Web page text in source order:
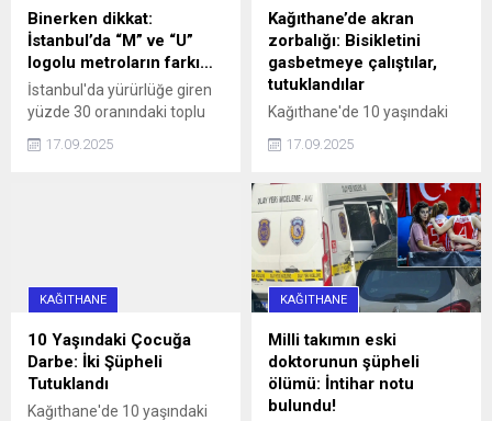
ulaşmaya ...
Binerken dikkat:
İstanbul’da “M” ve “U”
logolu metroların farkı…
İstanbul'da yürürlüğe giren
yüzde 30 oranındaki toplu
metrolar ve Marmaray'da
17.09.2025
Kağıthane’de akran
zorbalığı: Bisikletini
gasbetmeye çalıştılar,
tutuklandılar
Kağıthane'de 10 yaşındaki
gasbetmeye çalışan 16 ve
darbettikleri gerekçesiyle
tutuklandı.
17.09.2025
KAĞITHANE
10 Yaşındaki Çocuğa
Darbe: İki Şüpheli
Tutuklandı
Kağıthane'de 10 yaşındaki
KAĞITHANE
Milli takımın eski
doktorunun şüpheli
ölümü: İntihar notu
bulundu!